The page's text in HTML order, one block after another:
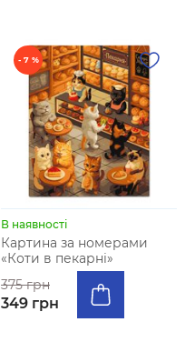
- 7 %
В наявності
Картина за номерами
«Коти в пекарні»
375 грн
349 грн